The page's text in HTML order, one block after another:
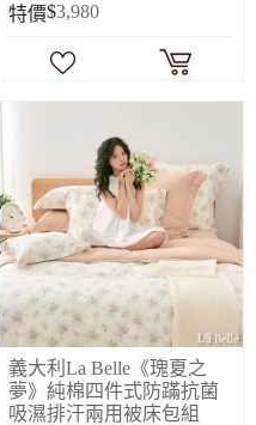
特價$3,980
義大利La Belle《瑰夏之
夢》純棉四件式防蹣抗菌
吸濕排汗兩用被床包組